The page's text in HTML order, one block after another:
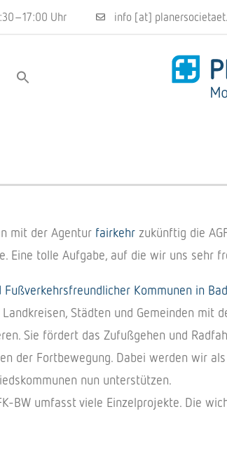
Uhr info [at]
mit der Agentur fairkehr zukünftig die
Eine tolle Aufgabe, auf die wir uns sehr
Kommunen in
Städten und Gemeinden mit
Sie fördert das Zufußgehen und
der Fortbewegung. Dabei werden wir
nun unterstützen.
BW umfasst viele Einzelprojekte. Die